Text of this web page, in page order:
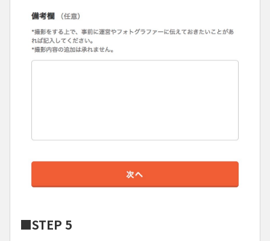
■STEP 5